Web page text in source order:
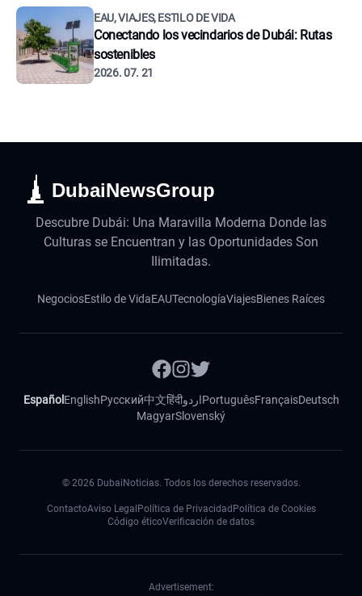
EAU, VIAJES, ESTILO DE VIDA
Conectando los vecindarios de Dubái: Rutas
sostenibles
2026. 07. 21
DubaiNewsGroup
Descubre Dubái: Una Maravilla Moderna Donde las
Culturas se Encuentran y las Oportunidades Son
Ilimitadas.
NegociosEstilo de VidaEAUTecnologíaViajesBienes Raíces
Español EnglishРусский中文हिंदीاردوPortuguêsFrançaisDeutsch
MagyarSlovenský
© 2026 DubaiNoticias. Todos los derechos reservados.
ContactoAviso Legal Política de Privacidad Política de Cookies
Código éticoVerificación de datos
Advertisement: